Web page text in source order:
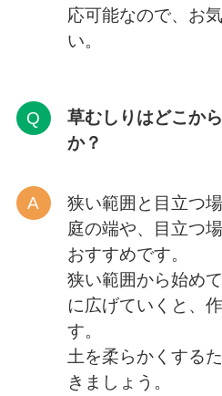
応可能なので、お
い。
草むしりはどこか
か？
狭い範囲と目立つ場
庭の端や、目立つ
おすすめです。
狭い範囲から始め
に広げていくと、
す。
土を柔らかくする
きましょう。